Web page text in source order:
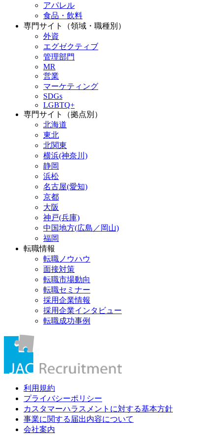
アパレル
食品・飲料
専門サイト（領域・職種別）
外資
エグゼクティブ
管理部門
MR
営業
マーケティング
SDGs
LGBTQ+
専門サイト（拠点別）
北海道
東北
北関東
横浜(神奈川)
静岡
浜松
名古屋(愛知)
京都
大阪
神戸(兵庫)
中国地方(広島／岡山)
福岡
転職情報
転職ノウハウ
面接対策
転職市場動向
転職セミナー
採用企業情報
採用企業インタビュー
転職成功事例
利用規約
プライバシーポリシー
カスタマーハラスメントに対する基本方針
事業に関する届出内容について
会社案内